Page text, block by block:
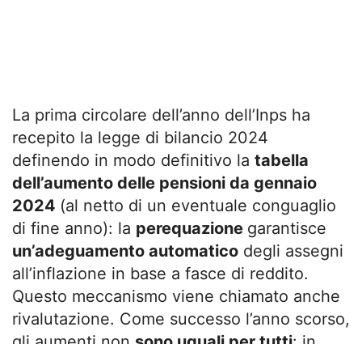
La prima circolare dell’anno dell’Inps ha
recepito la legge di bilancio 2024
definendo in modo definitivo la tabella
dell’aumento delle pensioni da gennaio
2024 (al netto di un eventuale conguaglio
di fine anno): la perequazione garantisce
un’adeguamento automatico degli assegni
all’inflazione in base a fasce di reddito.
Questo meccanismo viene chiamato anche
rivalutazione. Come successo l’anno scorso,